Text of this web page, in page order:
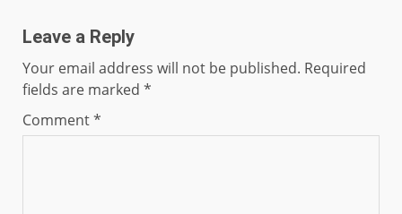
Leave a Reply
Your email address will not be published. Required
fields are marked *
Comment*